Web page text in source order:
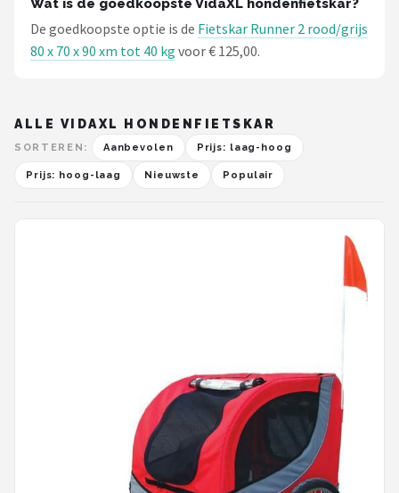
Alle merken →
Wat is de goedkoopste VidaXL hondenfietskar?
De goedkoopste optie is de Fietskar Runner 2 rood/grijs
80 x 70 x 90 xm tot 40 kg voor € 125,00.
ALLE VIDAXL HONDENFIETSKAR
SORTEREN: Aanbevolen Prijs: laag-hoog
Prijs: hoog-laag Nieuwste Populair